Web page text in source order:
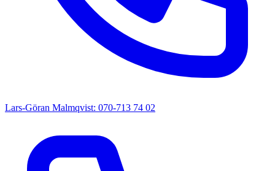
Lars-Göran Malmqvist: 070-713 74 02